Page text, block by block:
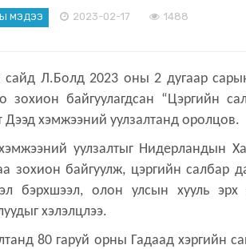
МЭДЭЭ 2023-02-17 1488
сайд Л.Болд 2023 оны 2 дугаар
зохион байгуулагдсан “Цэргийн
Дээд хэмжээний уулзалтанд оролцов.
уулзалтыг Нидерландын
зохион байгуулж, цэргийн
бэрхшээл, олон улсын хууль эрх
хэлэлцлээ.
80 гаруй орны Гадаад хэргийн